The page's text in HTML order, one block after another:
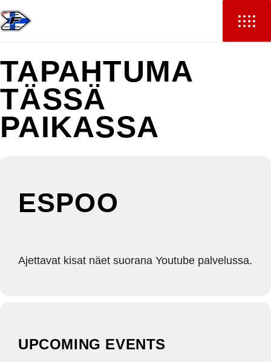
TAPAHTUMA
TÄSSÄ
PAIKASSA
ESPOO
Ajettavat kisat näet suorana Youtube palvelussa.
UPCOMING EVENTS